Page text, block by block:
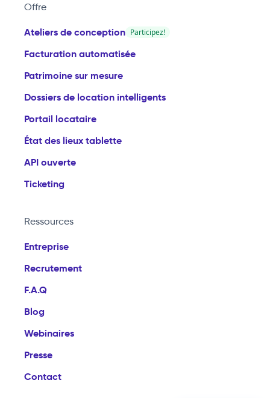
Offre
Ateliers de conception Participez!
Facturation automatisée
Patrimoine sur mesure
Dossiers de location intelligents
Portail locataire
État des lieux tablette
API ouverte
Ticketing
Ressources
Entreprise
Recrutement
F.A.Q
Blog
Webinaires
Presse
Contact